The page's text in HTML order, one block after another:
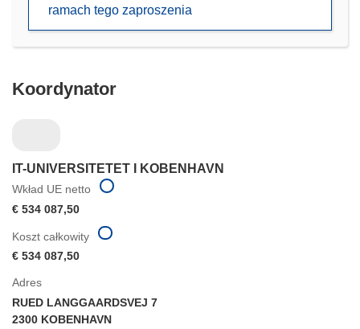
nowym
ramach tego zaproszenia
Koordynator
IT-UNIVERSITETET I KOBENHAVN
Wkład UE netto
€ 534 087,50
Adres
RUED LANGGAARDSVEJ 7
2300 KOBENHAVN
Koszt całkowity
€ 534 087,50